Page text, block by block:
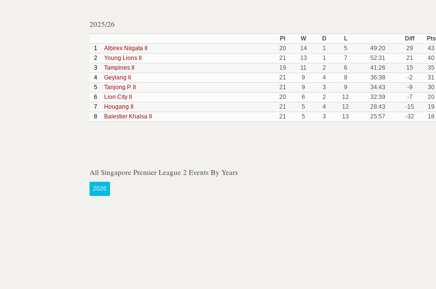
2025/26
Pl W D L Diff
Pts
1
Albirex Niigata II 20 14 1 5 49:20 29
43
2
Young Lions II 21 13 1 7 52:31 21
40
3
Tampines II 19 11 2 6 41:26 15
35
4
Geylang II 21 9 4 8 36:38 -2
31
5
Tanjong P. II 21 9 3 9 34:43 -9
30
6
Lion City II 20 6 2 12 32:39 -7
20
7
Hougang II 21 5 4 12 28:43 -15
19
8
Balestier Khalsa II 21 5 3 13 25:57 -32 18
All Singapore Premier League 2 Events By Years
2026